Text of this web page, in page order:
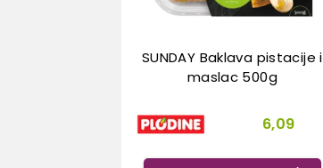
SUNDAY Baklava pistacije i
maslac 500g
6,09